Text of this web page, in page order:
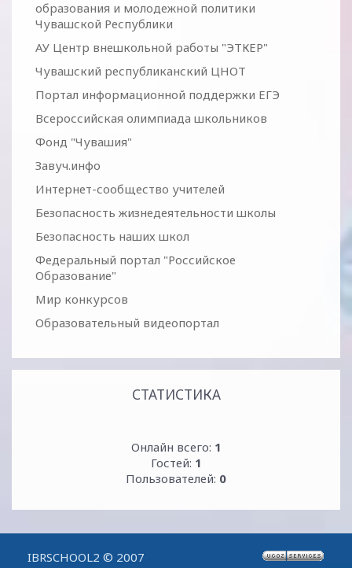
образования и молодежной политики
Чувашской Республики
АУ Центр внешкольной работы "ЭТКЕР"
Чувашский республиканский ЦНОТ
Портал информационной поддержки ЕГЭ
Всероссийская олимпиада школьников
Фонд "Чувашия"
Завуч.инфо
Интернет-сообщество учителей
Безопасность жизнедеятельности школы
Безопасность наших школ
Федеральный портал "Российское
Образование"
Мир конкурсов
Образовательный видеопортал
СТАТИСТИКА
Онлайн всего: 1
Гостей: 1
Пользователей: 0
IBRSCHOOL2 © 2007